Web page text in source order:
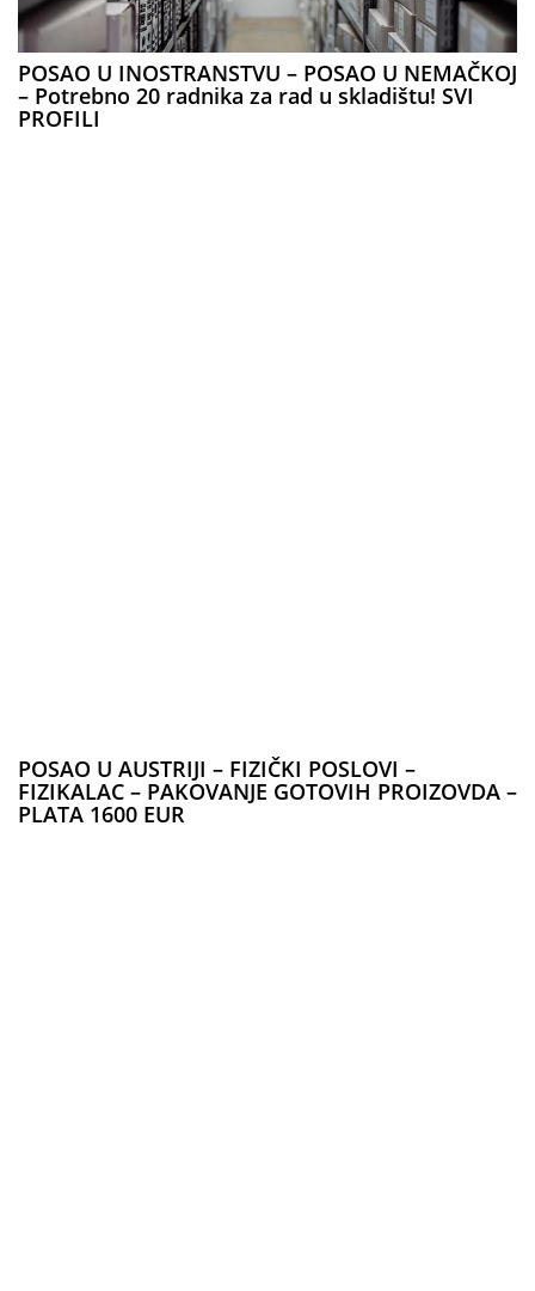
POSAO U INOSTRANSTVU – POSAO U NEMAČKOJ
– Potrebno 20 radnika za rad u skladištu! SVI
PROFILI
POSAO U AUSTRIJI – FIZIČKI POSLOVI –
FIZIKALAC – PAKOVANJE GOTOVIH PROIZOVDA –
PLATA 1600 EUR